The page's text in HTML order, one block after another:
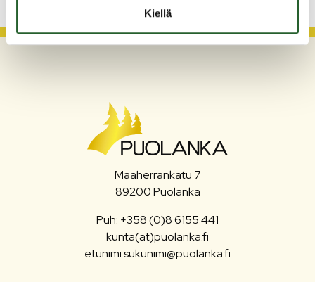
Kiellä
Maaherrankatu 7
89200 Puolanka
Puh: +358 (0)8 6155 441
kunta(at)puolanka.fi
etunimi.sukunimi@puolanka.fi